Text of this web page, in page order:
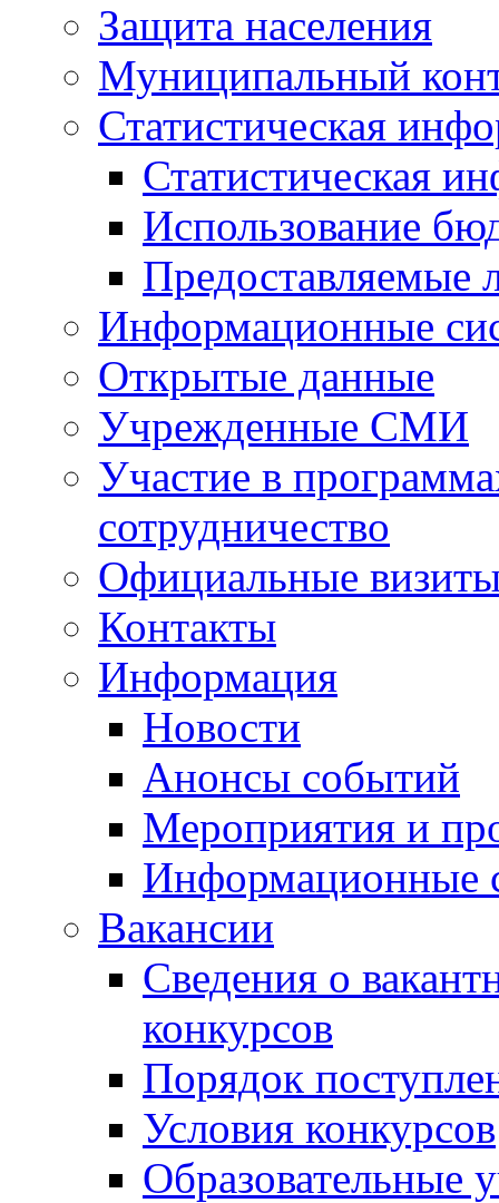
Защита населения
Муниципальный
Статистическая
Статистическая
Использование
Предоставляемые
Информационные
Открытые данные
Учрежденные СМИ
Участие в
сотрудничество
Официальные
Контакты
Информация
Новости
Анонсы событий
Мероприятия и
Информационные
Вакансии
Сведения о
конкурсов
Порядок
Условия конкурсов
Образовательные